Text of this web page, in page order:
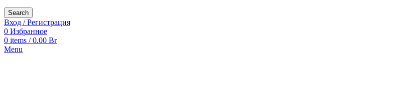
Search
Вход / Регистрация
0 Избранное
0 items / 0.00 Br
Menu